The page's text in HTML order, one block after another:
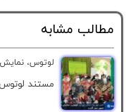
مطالب مشابه
لوتوس،
مستند